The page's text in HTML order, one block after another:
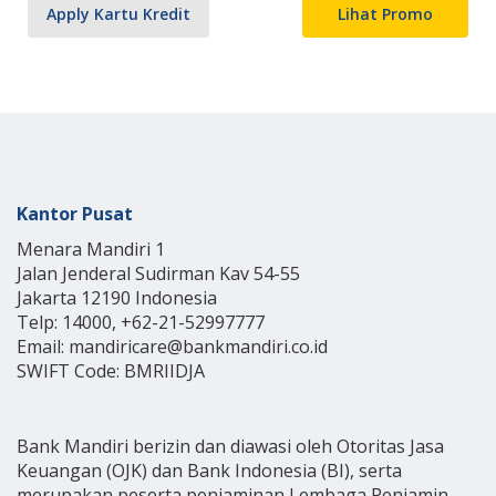
Apply Kartu Kredit Lihat Promo
Kantor Pusat
Menara Mandiri 1
Jalan Jenderal Sudirman Kav 54-55
Jakarta 12190 Indonesia
Telp: 14000, +62-21-52997777
Email: mandiricare@bankmandiri.co.id
SWIFT Code: BMRIIDJA
Bank Mandiri berizin dan diawasi oleh Otoritas Jasa
Keuangan (OJK) dan Bank Indonesia (BI), serta